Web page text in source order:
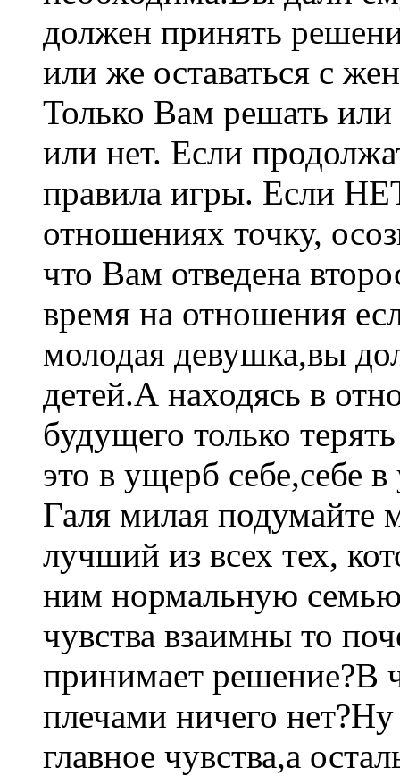
должен принять
или же оставаться с
Только Вам решать
или нет. Если
правила игры. Если
отношениях точку,
что Вам отведена
время на отношения
молодая девушка,вы
детей.А находясь в
будущего только
это в ущерб себе,себе
Галя милая подумайте
лучший из всех тех,
ним нормальную семью
чувства взаимны то
принимает решение?В
плечами ничего
главное чувства,а